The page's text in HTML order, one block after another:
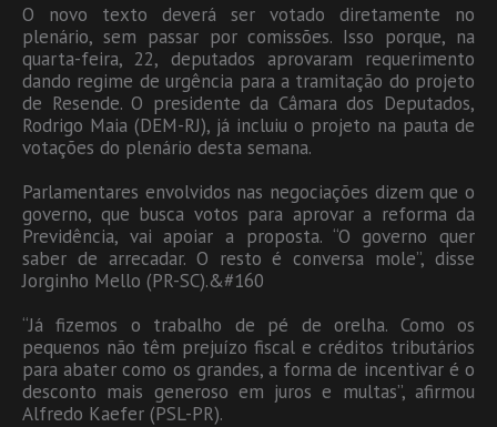
O novo texto deverá ser votado diretamente no
plenário, sem passar por comissões. Isso porque, na
quarta-feira, 22, deputados aprovaram requerimento
dando regime de urgência para a tramitação do projeto
de Resende. O presidente da Câmara dos Deputados,
Rodrigo Maia (DEM-RJ), já incluiu o projeto na pauta de
votações do plenário desta semana.
Parlamentares envolvidos nas negociações dizem que o
governo, que busca votos para aprovar a reforma da
Previdência, vai apoiar a proposta. “O governo quer
saber de arrecadar. O resto é conversa mole”, disse
Jorginho Mello (PR-SC).&#160
“Já fizemos o trabalho de pé de orelha. Como os
pequenos não têm prejuízo fiscal e créditos tributários
para abater como os grandes, a forma de incentivar é o
desconto mais generoso em juros e multas”, afirmou
Alfredo Kaefer (PSL-PR).